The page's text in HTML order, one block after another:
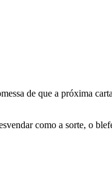
de que a próxima
como a sorte, o